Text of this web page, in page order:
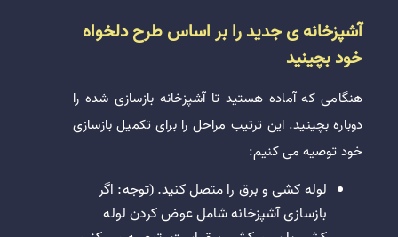
آشپزخانه ی جدید را بر اساس طرح دلخواه
خود بچینید
هنگامی که آماده هستید تا آشپزخانه بازسازی شده را
دوباره بچینید. این ترتیب مراحل را برای تکمیل بازسازی
خود توصیه می کنیم:
لوله کشی و برق را متصل کنید. (توجه: اگر
بازسازی آشپزخانه شامل عوض کردن لوله